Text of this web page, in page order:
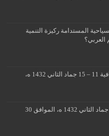
المستدامة ركيزة التنمية
العربي؟
تطبيقات متقدمة لنظم المعلومات الجغرافية 11 – 15 جماد الثاني 1432 ه،
■ ■ تصميم ثلاثي الابعاد 26 جماد الأول- 1 جماد الثاني 1432 ه، الموافق 30